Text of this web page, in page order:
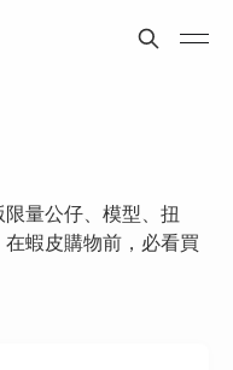
量公仔、模型、扭
蝦皮購物前，必看買